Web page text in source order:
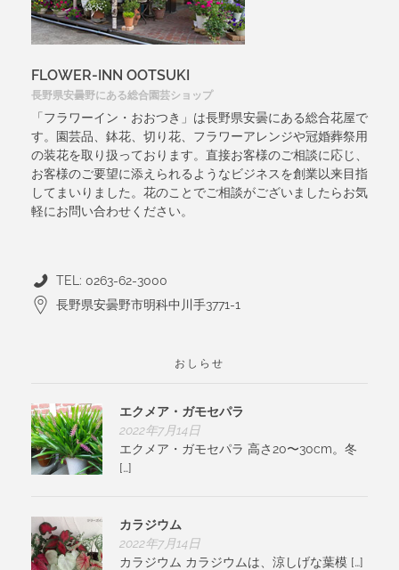
FLOWER-INN OOTSUKI
長野県安曇野にある総合園芸ショップ
「フラワーイン・おおつき」は長野県安曇にある総合花屋で
す。園芸品、鉢花、切り花、フラワーアレンジや冠婚葬祭用
の装花を取り扱っております。直接お客様のご相談に応じ、
お客様のご要望に添えられるようなビジネスを創業以来目指
してまいりました。花のことでご相談がございましたらお気
軽にお問い合わせください。
TEL: 0263-62-3000
長野県安曇野市明科中川手3771-1
おしらせ
エクメア・ガモセパラ
2022年7月14日
エクメア・ガモセパラ 高さ20〜30cm。冬
[…]
カラジウム
2022年7月14日
カラジウム カラジウムは、涼しげな葉模 […]